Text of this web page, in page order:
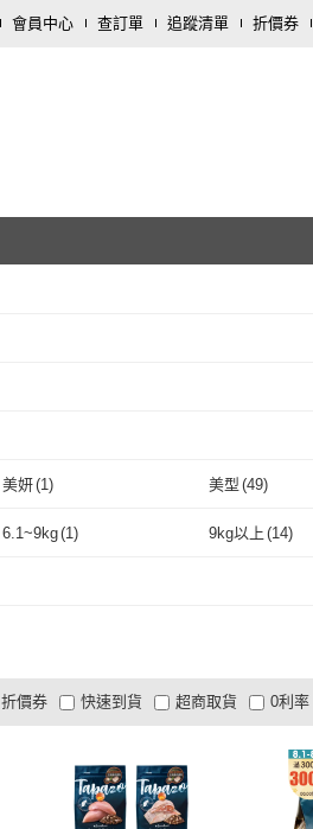
會員中心 查訂單 追蹤清單 折價券
美妍(1) 美型 (49)
眼睛保健(26 腎臟保健(4)
美妍 美型
6.1~9kg(1) 9kg以上 (14)
折價券
有影片
商品有量 電視購物
快速到貨 超商取貨 0利率
1 及以上